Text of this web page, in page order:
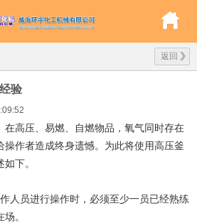
返回
验
在高压、易燃、自燃物品，氧气同时存在
操作者造成终身遗憾。为此将使用高压釜
下。
人员进行操作时，必须至少一员已经熟练
。